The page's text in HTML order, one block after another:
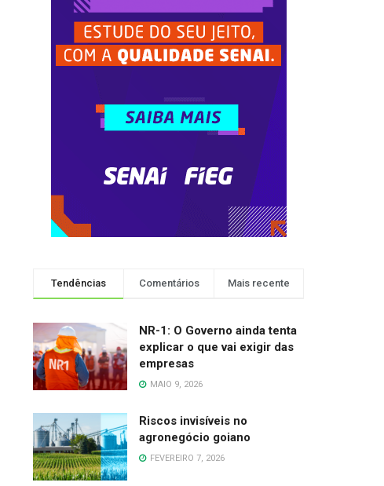
Tendências Comentários Mais recente
NR-1: O Governo ainda tenta
explicar o que vai exigir das
empresas
MAIO 9, 2026
Riscos invisíveis no
agronegócio goiano
FEVEREIRO 7, 2026